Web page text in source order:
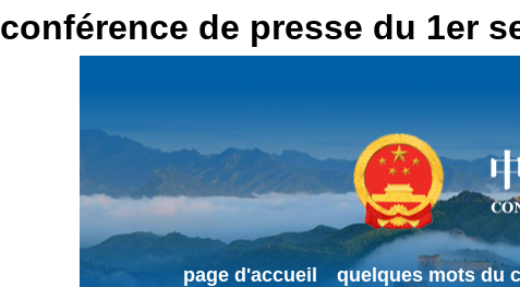
conférence de presse du 1er
page d'accueil quelques mots du